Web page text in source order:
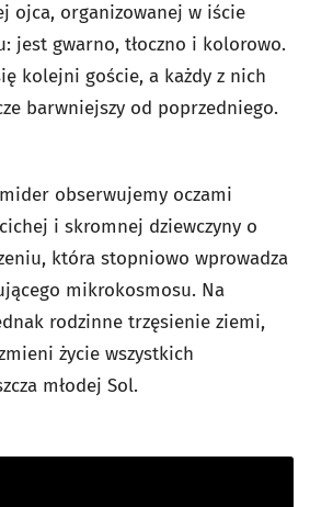
ojca, organizowanej w iście
jest gwarno, tłoczno i kolorowo.
kolejni goście, a każdy z nich
barwniejszy od poprzedniego.
obserwujemy oczami
i skromnej dziewczyny o
która stopniowo wprowadza
mikrokosmosu. Na
rodzinne trzęsienie ziemi,
życie wszystkich
młodej Sol.